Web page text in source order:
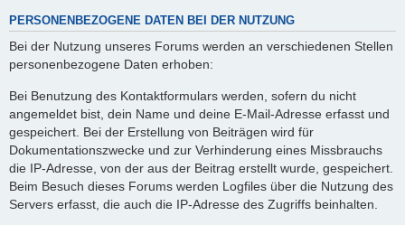
PERSONENBEZOGENE DATEN BEI DER NUTZUNG
Bei der Nutzung unseres Forums werden an verschiedenen Stellen
personenbezogene Daten erhoben:
Bei Benutzung des Kontaktformulars werden, sofern du nicht
angemeldet bist, dein Name und deine E-Mail-Adresse erfasst und
gespeichert. Bei der Erstellung von Beiträgen wird für
Dokumentationszwecke und zur Verhinderung eines Missbrauchs
die IP-Adresse, von der aus der Beitrag erstellt wurde, gespeichert.
Beim Besuch dieses Forums werden Logfiles über die Nutzung des
Servers erfasst, die auch die IP-Adresse des Zugriffs beinhalten.